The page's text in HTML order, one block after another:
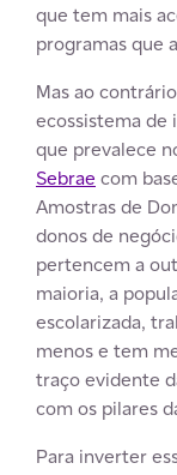
que tem mais
programas que
Mas ao
ecossistema de
que prevalece
Sebrae com
Amostras de
donos de
pertencem a
maioria, a
escolarizada,
menos e tem
traço evidente
com os pilares
Para inverter